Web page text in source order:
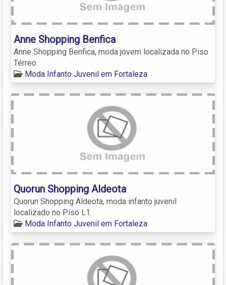
Anne Shopping Benfica
Anne Shopping Benfica, moda jovem localizada no Piso
Térreo.
Moda Infanto Juvenil em Fortaleza
Quorun Shopping Aldeota
Quorun Shopping Aldeota, moda infanto juvenil
localizado no Piso L1.
Moda Infanto Juvenil em Fortaleza